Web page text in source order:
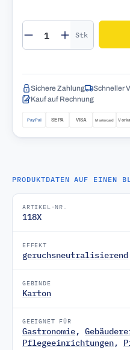
Produkt Anzahl:
Stk
Sichere Zahlung Schneller
Kauf auf Rechnung
PRODUKTDATEN AUF EINEN
ARTIKEL-NR.
118X
EFFEKT
geruchsneutralisierend
GEBINDE
Karton
GEEIGNET FÜR
Gastronomie,
Pflegeeinrichtungen,